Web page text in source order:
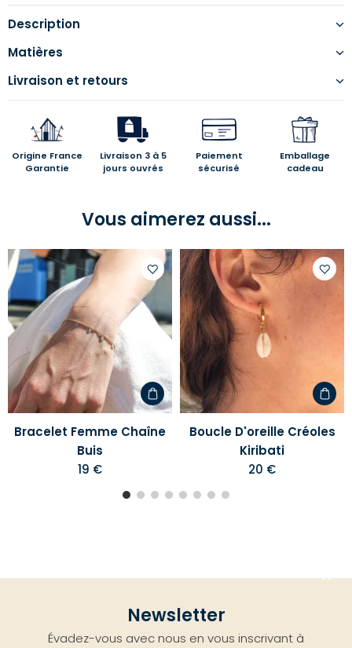
Description
Matières
Livraison et retours
Origine France
Garantie
Livraison 3 à 5
jours ouvrés
Paiement
sécurisé
Emballage
cadeau
Vous aimerez aussi...
Ajouter
à
votre
d'envies
Bracelet Femme Chaîne
Buis
19 €
Boucle D'oreille Créoles
Kiribati
20 €
Newsletter
Évadez-vous avec nous en vous inscrivant à